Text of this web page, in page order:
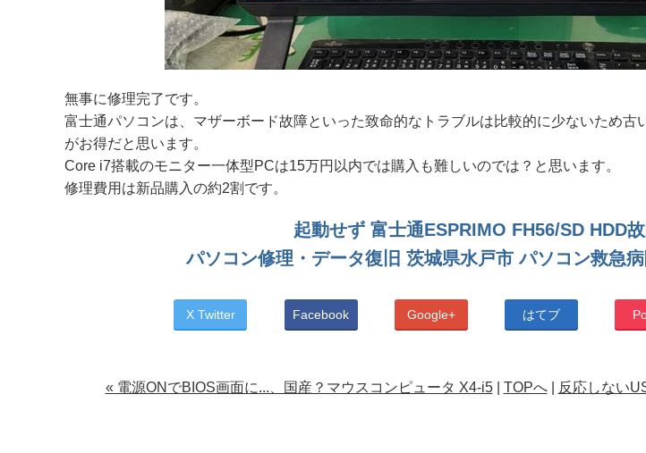
無事に修理完了です。
富士通パソコンは、マザーボード故障といった致命的なトラブルは比較的に少ないため古
がお得だと思います。
Core i7搭載のモニター一体型PCは15万円以内では購入も難しいのでは？と思います。
修理費用は新品購入の約2割です。
起動せず 富士通ESPRIMO FH56/SD HDD
パソコン修理・データ復旧 茨城県水戸市 パソコン救急
X Twitter Facebook Google+ はてブ
« 電源ONでBIOS画面に...、国産？マウスコンピュータ X4-i5| TOPへ| 反応しない